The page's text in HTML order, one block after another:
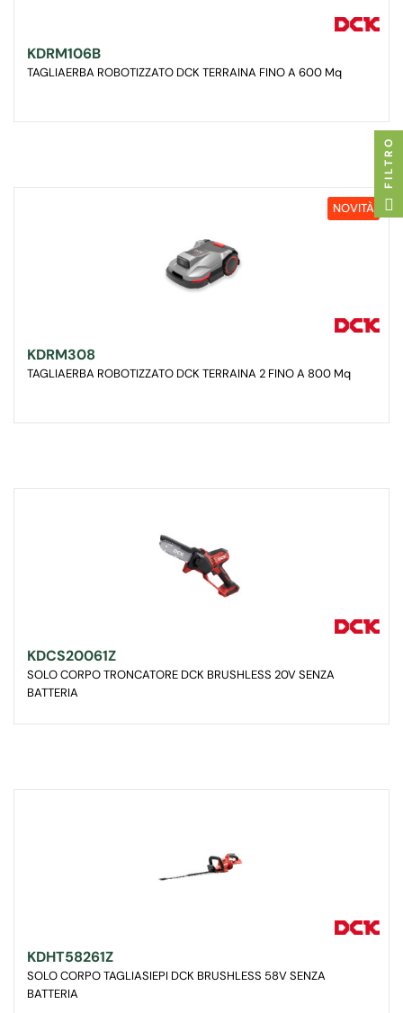
KDRM106B
TAGLIAERBA ROBOTIZZATO DCK TERRAINA FINO A 600 Mq
KDRM308
TAGLIAERBA ROBOTIZZATO DCK TERRAINA 2 FINO A 800 Mq
NOVITÀ
KDCS20061Z
SOLO CORPO TRONCATORE DCK BRUSHLESS 20V SENZA
BATTERIA
KDHT58261Z
SOLO CORPO TAGLIASIEPI DCK BRUSHLESS 58V SENZA
BATTERIA
FILTRO